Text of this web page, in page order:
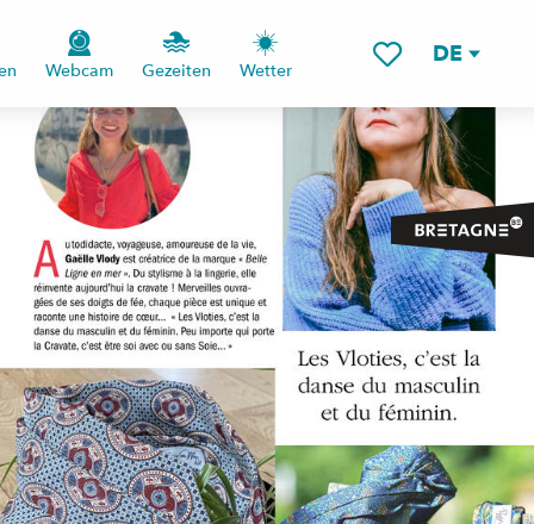
DE
Webcam Gezeiten Wetter